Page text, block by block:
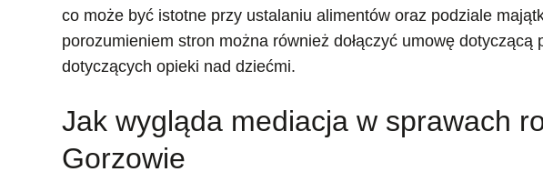
co może być istotne przy ustalaniu alimentów oraz podziale
porozumieniem stron można również dołączyć umowę dotyczącą
dotyczących opieki nad dziećmi.
Jak wygląda mediacja w sprawach
Gorzowie